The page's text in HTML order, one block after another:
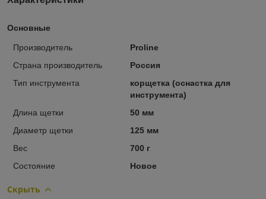
Основные
Производитель
Proline
Страна производитель
Россия
Тип инструмента
корщетка (оснастка для
инструмента)
Длина щетки
50 мм
Диаметр щетки
125 мм
Вес
700 г
Состояние
Новое
Скрыть